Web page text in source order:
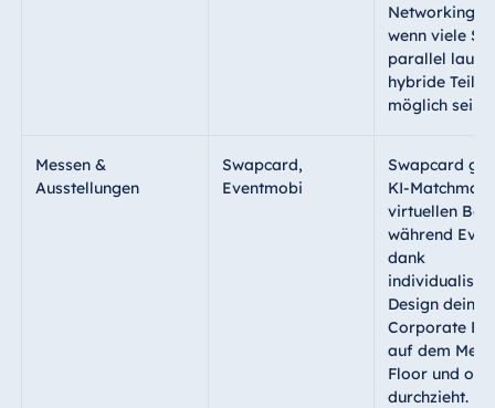
Networking.
wenn viele
parallel
hybride
möglich sein
Messen &
Ausstellungen
Swapcard,
Eventmobi
Swapcard
KI-
virtuellen
während
dank
Design dein
Corporate
auf dem
Floor und
durchzieht.